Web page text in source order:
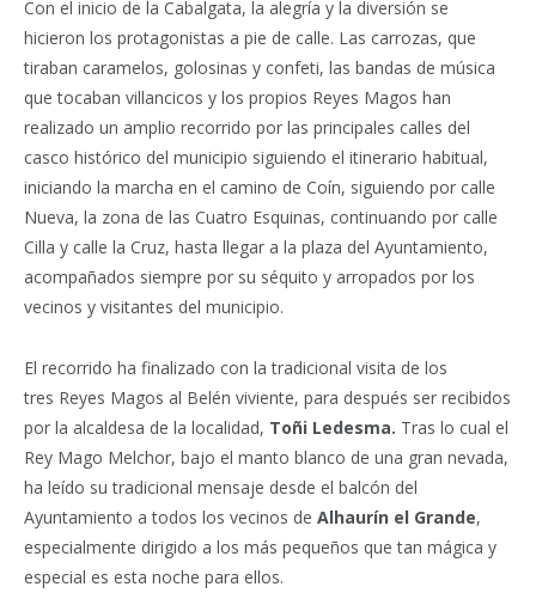
Con el inicio de la Cabalgata, la alegría y la diversión se
hicieron los protagonistas a pie de calle. Las carrozas, que
tiraban caramelos, golosinas y confeti, las bandas de música
que tocaban villancicos y los propios Reyes Magos han
realizado un amplio recorrido por las principales calles del
casco histórico del municipio siguiendo el itinerario habitual,
iniciando la marcha en el camino de Coín, siguiendo por calle
Nueva, la zona de las Cuatro Esquinas, continuando por calle
Cilla y calle la Cruz, hasta llegar a la plaza del Ayuntamiento,
acompañados siempre por su séquito y arropados por los
vecinos y visitantes del municipio.
El recorrido ha finalizado con la tradicional visita de los
tres Reyes Magos al Belén viviente, para después ser recibidos
por la alcaldesa de la localidad, Toñi Ledesma. Tras lo cual el
Rey Mago Melchor, bajo el manto blanco de una gran nevada,
ha leído su tradicional mensaje desde el balcón del
Ayuntamiento a todos los vecinos de Alhaurín el Grande,
especialmente dirigido a los más pequeños que tan mágica y
especial es esta noche para ellos.